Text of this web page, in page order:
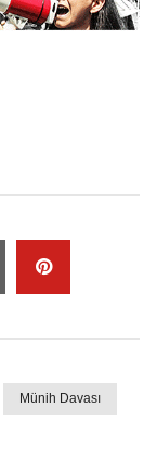
Münih Davası